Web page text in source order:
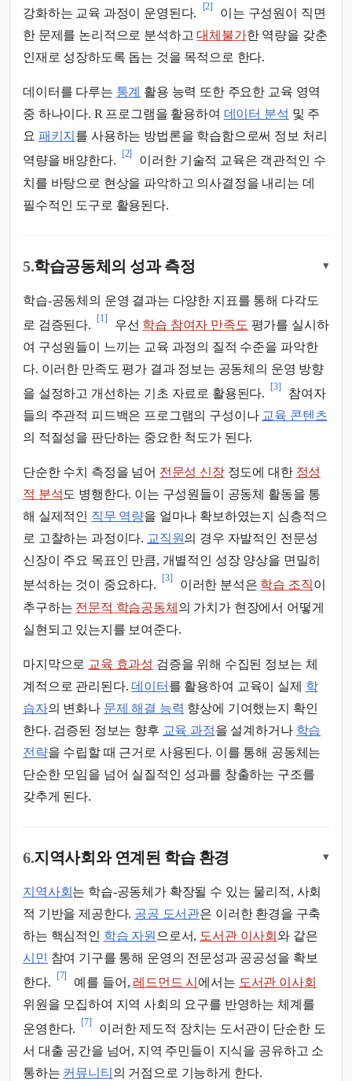
강화하는 교육 과정이 운영된다.
[2]
이는 구성원이 직면
한 문제를 논리적으로 분석하고대체불가한 역량을 갖춘
인재로 성장하도록 돕는 것을 목적으로 한다.
데이터를 다루는 통계 활용 능력 또한 주요한 교육 영역
중 하나이다. R 프로그램을 활용하여 데이터 분석 및 주
요 패키지 를 사용하는 방법론을 학습함으로써 정보 처리
역량을 배양한다.
[2]
이러한 기술적 교육은 객관적인 수
치를 바탕으로 현상을 파악하고 의사결정을 내리는 데
필수적인 도구로 활용된다.
5.학습공동체의 성과 측정 ▾
학습-공동체의 운영 결과는 다양한 지표를 통해 다각도
로 검증된다.
[1]
우선 학습 참여자 만족도 평가를 실시하
여 구성원들이 느끼는 교육 과정의 질적 수준을 파악한
다. 이러한 만족도 평가 결과 정보는 공동체의 운영 방향
을 설정하고 개선하는 기초 자료로 활용된다.
[3]
참여자
들의 주관적 피드백은 프로그램의 구성이나 교육 콘텐츠
의 적절성을 판단하는 중요한 척도가 된다.
단순한 수치 측정을 넘어 전문성 신장정도에 대한 정성
적 분석 도 병행한다. 이는 구성원들이 공동체 활동을 통
해 실제적인 직무 역량을 얼마나 확보하였는지 심층적으
로 고찰하는 과정이다. 교직원의 경우 자발적인 전문성
신장이 주요 목표인 만큼, 개별적인 성장 양상을 면밀히
분석하는 것이 중요하다.
[3]
이러한 분석은 학습 조직이
추구하는 전문적 학습공동체 의 가치가 현장에서 어떻게
실현되고 있는지를 보여준다.
마지막으로 교육 효과성 검증을 위해 수집된 정보는 체
계적으로 관리된다.데이터 를 활용하여 교육이 실제 학
습자의 변화나 문제 해결 능력 향상에 기여했는지 확인
한다. 검증된 정보는 향후 교육 과정을 설계하거나 학습
전략을 수립할 때 근거로 사용된다. 이를 통해 공동체는
단순한 모임을 넘어 실질적인 성과를 창출하는 구조를
갖추게 된다.
6.지역사회와 연계된 학습 환경 ▾
지역사회 는 학습-공동체가 확장될 수 있는 물리적, 사회
적 기반을 제공한다. 공공 도서관은 이러한 환경을 구축
하는 핵심적인 학습 자원 으로서, 도서관 이사회 와 같은
시민 참여 기구를 통해 운영의 전문성과 공공성을 확보
한다.
[7]
예를 들어, 레드먼드 시 에서는 도서관 이사회
위원을 모집하여 지역 사회의 요구를 반영하는 체계를
운영한다.
[7]
이러한 제도적 장치는 도서관이 단순한 도
서 대출 공간을 넘어, 지역 주민들이 지식을 공유하고 소
통하는 커뮤니티 의 거점으로 기능하게 한다.